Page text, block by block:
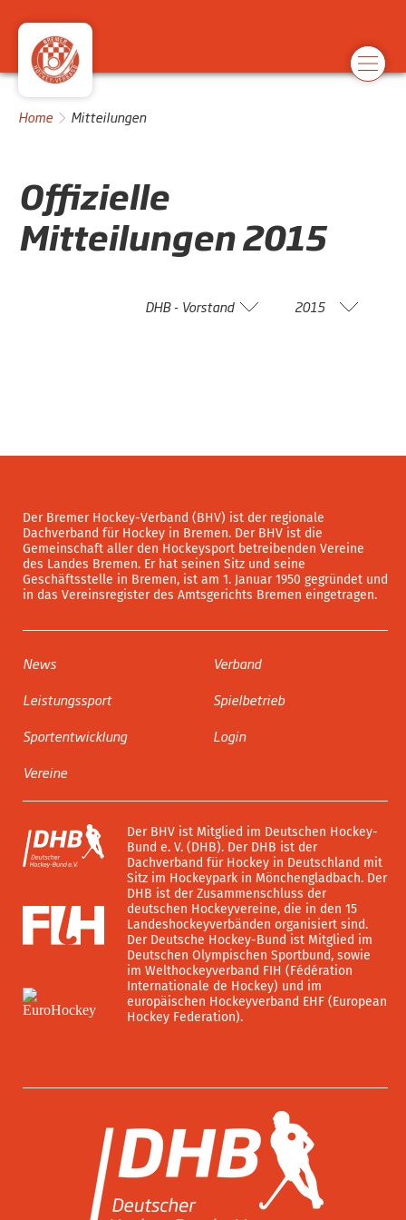
Home Mitteilungen
Offizielle
Mitteilungen2015
DHB - Vorstand 2015
Der Bremer Hockey-Verband (BHV) ist der regionale
Dachverband für Hockey in Bremen. Der BHV ist die
Gemeinschaft aller den Hockeysport betreibenden Vereine
des Landes Bremen. Er hat seinen Sitz und seine
Geschäftsstelle in Bremen, ist am 1. Januar 1950 gegründet und
in das Vereinsregister des Amtsgerichts Bremen eingetragen.
News
Leistungssport
Sportentwicklung
Vereine
Verband
Spielbetrieb
Login
Der BHV ist Mitglied im Deutschen Hockey-
Bund e. V. (DHB). Der DHB ist der
Dachverband für Hockey in Deutschland mit
Sitz im Hockeypark in Mönchengladbach. Der
DHB ist der Zusammenschluss der
deutschen Hockeyvereine, die in den 15
Landeshockeyverbänden organisiert sind.
Der Deutsche Hockey-Bund ist Mitglied im
Deutschen Olympischen Sportbund, sowie
im Welthockeyverband FIH (Fédération
Internationale de Hockey) und im
europäischen Hockeyverband EHF (European
Hockey Federation).